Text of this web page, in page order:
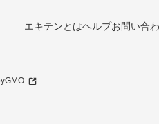
エキテンとはヘルプお問い合